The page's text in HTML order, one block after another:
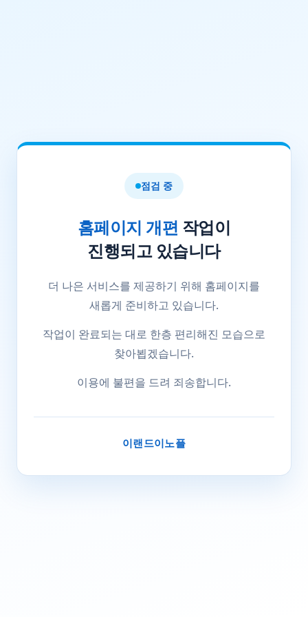
점검 중
홈페이지 개편 작업이
진행되고 있습니다
더 나은 서비스를 제공하기 위해 홈페이지를
새롭게 준비하고 있습니다.
작업이 완료되는 대로 한층 편리해진 모습으로
찾아뵙겠습니다.
이용에 불편을 드려 죄송합니다.
이랜드이노플